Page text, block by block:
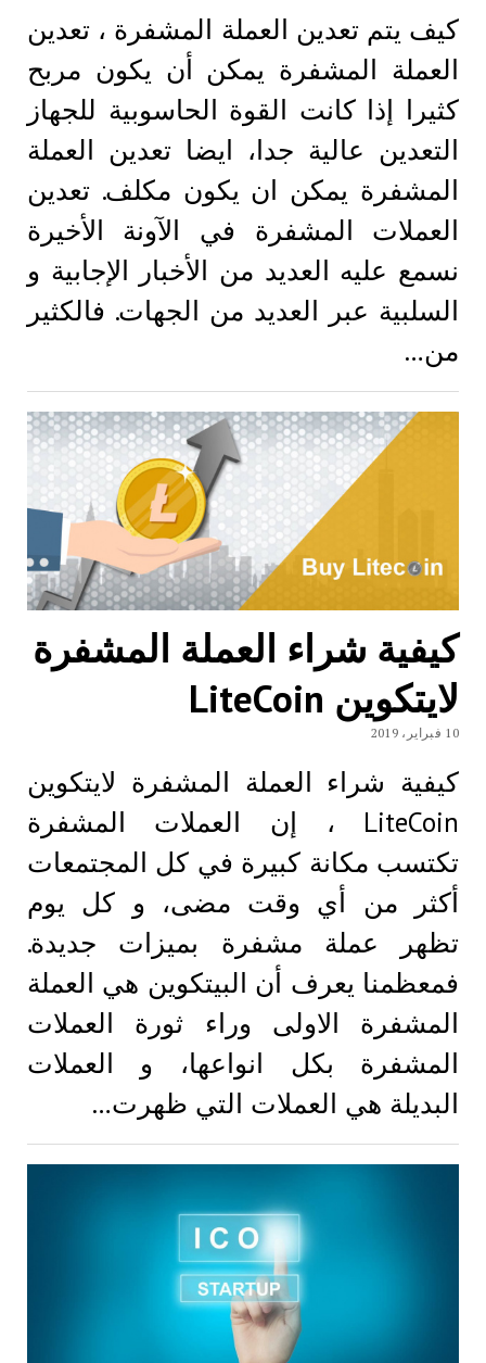
كيف يتم تعدين العملة المشفرة ، تعدين
العملة المشفرة يمكن أن يكون مربح
كثيرا إذا كانت القوة الحاسوبية للجهاز
التعدين عالية جدا، ايضا تعدين العملة
المشفرة يمكن ان يكون مكلف. تعدين
العملات المشفرة في الآونة الأخيرة
نسمع عليه العديد من الأخبار الإجابية و
السلبية عبر العديد من الجهات. فالكثير
من…
كيفية شراء العملة المشفرة
لايتكوين LiteCoin
10 فبراير، 2019
كيفية شراء العملة المشفرة لايتكوين
LiteCoin ، إن العملات المشفرة
تكتسب مكانة كبيرة في كل المجتمعات
أكثر من أي وقت مضى، و كل يوم
تظهر عملة مشفرة بميزات جديدة.
فمعظمنا يعرف أن البيتكوين هي العملة
المشفرة الاولى وراء ثورة العملات
المشفرة بكل انواعها، و العملات
البديلة هي العملات التي ظهرت…